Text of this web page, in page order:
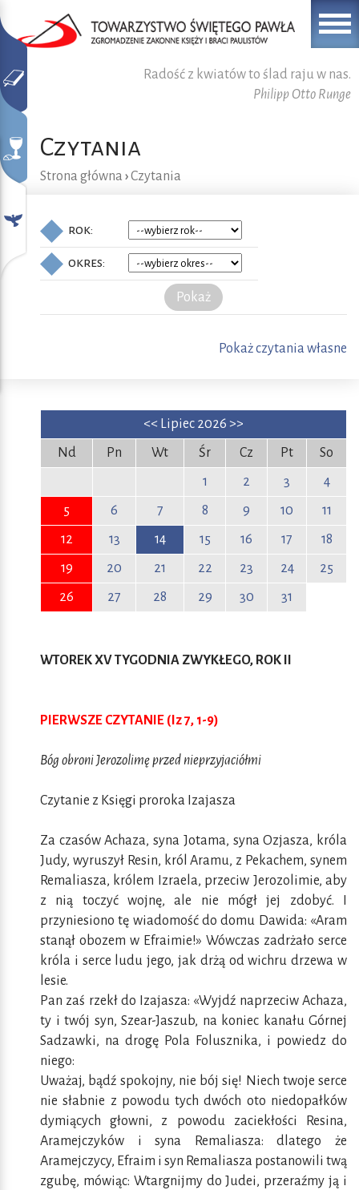
Radość z kwiatów to ślad raju w nas.
Philipp Otto Runge
Czytania
Strona główna ›Czytania
rok:
okres:
Pokaż
Pokaż czytania własne
<< Lipiec 2026 >>
Nd
Pn Wt Śr Cz Pt
So
1
2 3
4
5
6 7 8 9 10
11
12
13 14 15 16 17
18
19
20 21 22 23 24
25
26
27 28 29 30 31
WTOREK XV TYGODNIA ZWYKŁEGO, ROK II
PIERWSZE CZYTANIE (Iz 7, 1-9)
Bóg obroni Jerozolimę przed nieprzyjaciółmi
Czytanie z Księgi proroka Izajasza
Za czasów Achaza, syna Jotama, syna Ozjasza, króla
Judy, wyruszył Resin, król Aramu, z Pekachem, synem
Remaliasza, królem Izraela, przeciw Jerozolimie, aby
z nią toczyć wojnę, ale nie mógł jej zdobyć. I
przyniesiono tę wiadomość do domu Dawida: «Aram
stanął obozem w Efraimie!» Wówczas zadrżało serce
króla i serce ludu jego, jak drżą od wichru drzewa w
lesie.
Pan zaś rzekł do Izajasza: «Wyjdź naprzeciw Achaza,
ty i twój syn, Szear-Jaszub, na koniec kanału Górnej
Sadzawki, na drogę Pola Folusznika, i powiedz do
niego:
Uważaj, bądź spokojny, nie bój się! Niech twoje serce
nie słabnie z powodu tych dwóch oto niedopałków
dymiących głowni, z powodu zaciekłości Resina,
Aramejczyków i syna Remaliasza: dlatego że
Aramejczycy, Efraim i syn Remaliasza postanowili twą
zgubę, mówiąc: Wtargnijmy do Judei, przeraźmy ją i